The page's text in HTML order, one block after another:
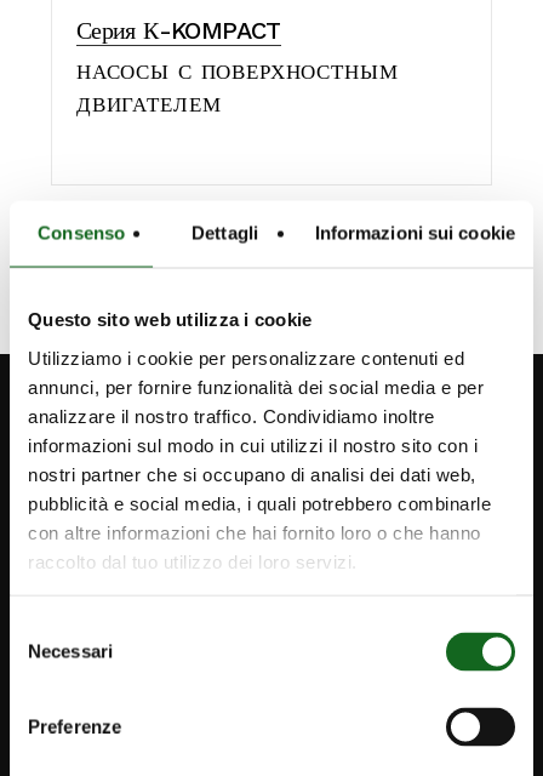
Consenso Dettagli Informazioni sui cookie
Questo sito web utilizza i cookie
Utilizziamo i cookie per personalizzare contenuti ed
annunci, per fornire funzionalità dei social media e per
analizzare il nostro traffico. Condividiamo inoltre
informazioni sul modo in cui utilizzi il nostro sito con i
nostri partner che si occupano di analisi dei dati web,
pubblicità e social media, i quali potrebbero combinarle
con altre informazioni che hai fornito loro o che hanno
raccolto dal tuo utilizzo dei loro servizi.
delNecessari
Preferenze
Серия К-KOMPACT
НАСОСЫ С ПОВЕРХНОСТНЫМ
ДВИГАТЕЛЕМ